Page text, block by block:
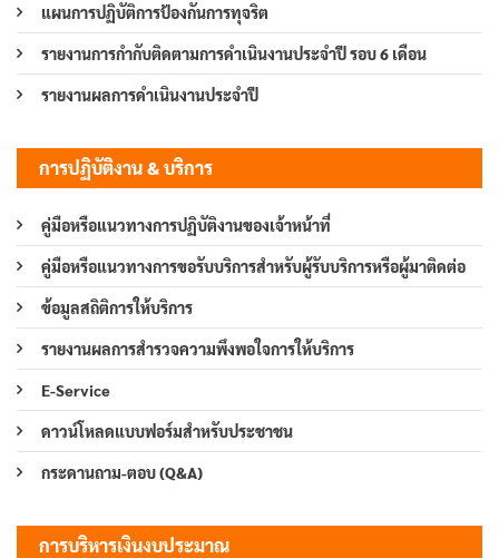
แผนการปฏิบัติการป้องกันการทุจริต
รายงานการกำกับติดตามการดำเนินงานประจำปี รอบ 6 เดือน
รายงานผลการดำเนินงานประจำปี
การปฏิบัติงาน & บริการ
คู่มือหรือแนวทางการปฏิบัติงานของเจ้าหน้าที่
คู่มือหรือแนวทางการขอรับบริการสำหรับผู้รับบริการหรือผู้มาติดต่อ
ข้อมูลสถิติการให้บริการ
รายงานผลการสำรวจความพึงพอใจการให้บริการ
E-Service
ดาวน์โหลดแบบฟอร์มสำหรับประชาชน
กระดานถาม-ตอบ (Q&A)
การบริหารเงินงบประมาณ